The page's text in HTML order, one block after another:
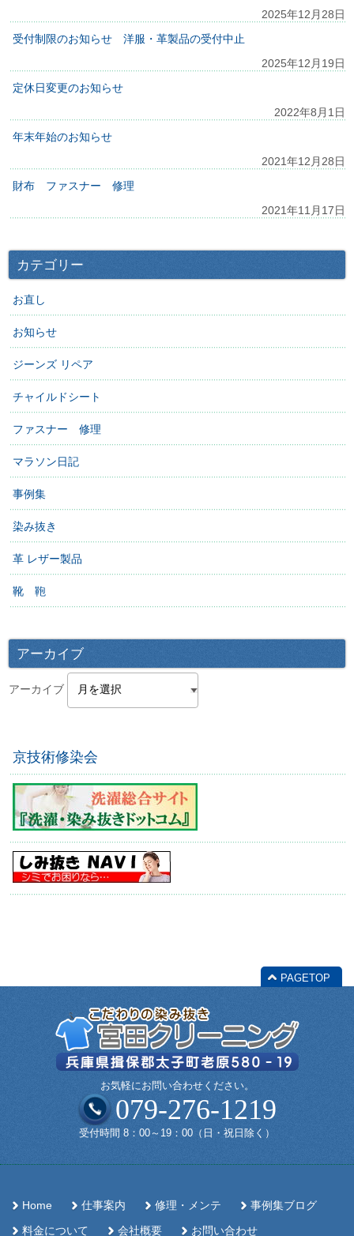
2025年12月28日
受付制限のお知らせ 洋服・革製品の受付中止
2025年12月19日
定休日変更のお知らせ
2022年8月1日
年末年始のお知らせ
2021年12月28日
財布 ファスナー 修理
2021年11月17日
カテゴリー
お直し
お知らせ
ジーンズ リペア
チャイルドシート
ファスナー 修理
マラソン日記
事例集
染み抜き
革 レザー製品
靴 鞄
アーカイブ
アーカイブ
京技術修染会
PAGETOP
お気軽にお問い合わせください。
079-276-1219
受付時間 8：00～19：00（日・祝日除く）
Home 仕事案内 修理・メンテ 事例集ブログ
料金について 会社概要 お問い合わせ